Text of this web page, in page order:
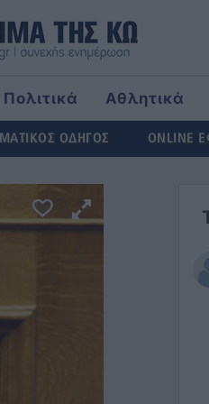
Πολιτικά
Αθλητικά
ΟΔΗΓΟΣ ONLINE